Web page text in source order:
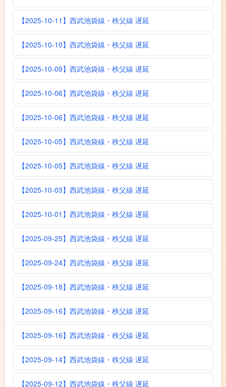
【2025-10-11】西武池袋線・秩父線 遅延
【2025-10-10】西武池袋線・秩父線 遅延
【2025-10-09】西武池袋線・秩父線 遅延
【2025-10-06】西武池袋線・秩父線 遅延
【2025-10-06】西武池袋線・秩父線 遅延
【2025-10-05】西武池袋線・秩父線 遅延
【2025-10-05】西武池袋線・秩父線 遅延
【2025-10-03】西武池袋線・秩父線 遅延
【2025-10-01】西武池袋線・秩父線 遅延
【2025-09-25】西武池袋線・秩父線 遅延
【2025-09-24】西武池袋線・秩父線 遅延
【2025-09-18】西武池袋線・秩父線 遅延
【2025-09-16】西武池袋線・秩父線 遅延
【2025-09-16】西武池袋線・秩父線 遅延
【2025-09-14】西武池袋線・秩父線 遅延
【2025-09-12】西武池袋線・秩父線 遅延